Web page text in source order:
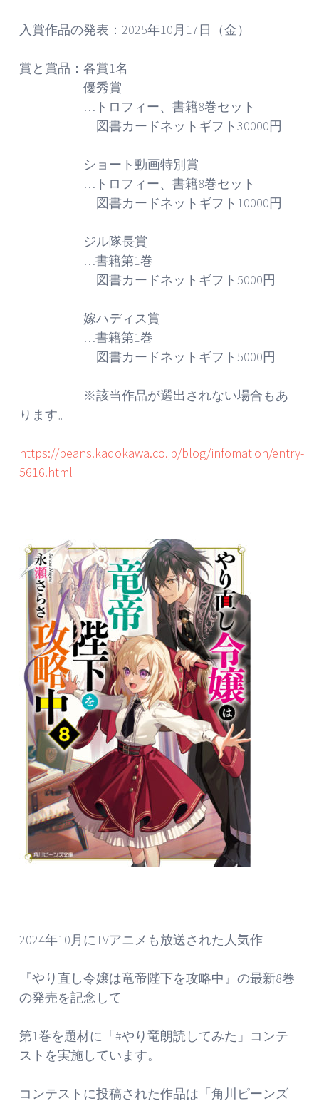
入賞作品の発表：2025年10月17日（金）
賞と賞品：各賞1名
優秀賞
…トロフィー、書籍8巻セット
図書カードネットギフト30000円
ショート動画特別賞
…トロフィー、書籍8巻セット
図書カードネットギフト10000円
ジル隊長賞
…書籍第1巻
図書カードネットギフト5000円
嫁ハディス賞
…書籍第1巻
図書カードネットギフト5000円
※該当作品が選出されない場合もあ
ります。
https://beans.kadokawa.co.jp/blog/infomation/entry-
5616.html
2024年10月にTVアニメも放送された人気作
『やり直し令嬢は竜帝陛下を攻略中』の最新8巻
の発売を記念して
第1巻を題材に「#やり竜朗読してみた」コンテ
ストを実施しています。
コンテストに投稿された作品は「角川ピーンズ